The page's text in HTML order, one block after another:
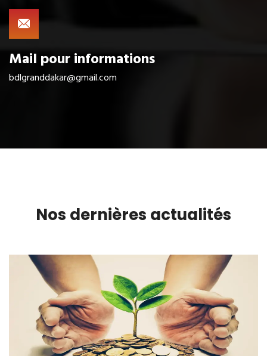
Mail pour informations
bdlgranddakar@gmail.com
Nos dernières actualités